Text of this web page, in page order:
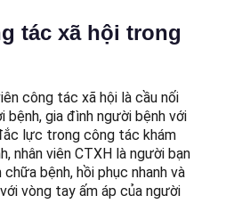
tác xã hội trong
công tác xã hội là cầu nối
gia đình người bệnh với
lực trong công tác khám
nhân viên CTXH là người bạn
bệnh, hồi phục nhanh và
vòng tay ấm áp của người